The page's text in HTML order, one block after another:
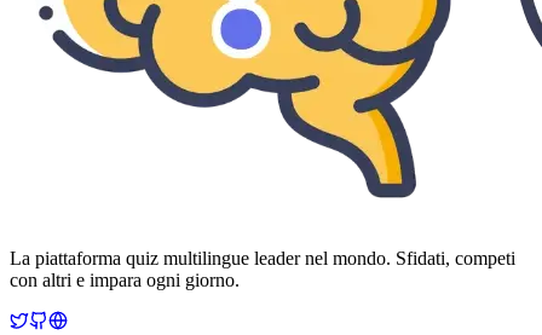
La piattaforma quiz multilingue leader nel mondo. Sfidati, competi
con altri e impara ogni giorno.